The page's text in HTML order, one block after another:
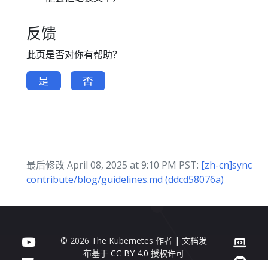
反馈
此页是否对你有帮助？
是 否
最后修改 April 08, 2025 at 9:10 PM PST: [zh-cn]sync
contribute/blog/guidelines.md (ddcd58076a)
© 2026 The Kubernetes 作者 | 文档发
布基于CC BY 4.0 授权许可